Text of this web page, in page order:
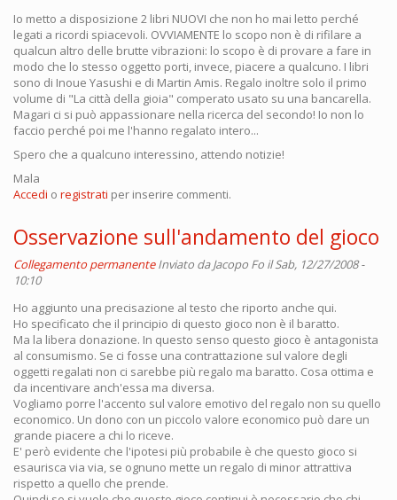
Io metto a disposizione 2 libri NUOVI che non ho mai letto perché
legati a ricordi spiacevoli. OVVIAMENTE lo scopo non è di rifilare a
qualcun altro delle brutte vibrazioni: lo scopo è di provare a fare in
modo che lo stesso oggetto porti, invece, piacere a qualcuno. I libri
sono di Inoue Yasushi e di Martin Amis. Regalo inoltre solo il primo
volume di "La città della gioia" comperato usato su una bancarella.
Magari ci si può appassionare nella ricerca del secondo! Io non lo
faccio perché poi me l'hanno regalato intero...
Spero che a qualcuno interessino, attendo notizie!
Mala
Accedi o registrati per inserire commenti.
Osservazione sull'andamento del gioco
Collegamento permanente Inviato daJacopo Fo il Sab, 12/27/2008 -
10:10
Ho aggiunto una precisazione al testo che riporto anche qui.
Ho specificato che il principio di questo gioco non è il baratto.
Ma la libera donazione. In questo senso questo gioco è antagonista
al consumismo. Se ci fosse una contrattazione sul valore degli
oggetti regalati non ci sarebbe più regalo ma baratto. Cosa ottima e
da incentivare anch'essa ma diversa.
Vogliamo porre l'accento sul valore emotivo del regalo non su quello
economico. Un dono con un piccolo valore economico può dare un
grande piacere a chi lo riceve.
E' però evidente che l'ipotesi più probabile è che questo gioco si
esaurisca via via, se ognuno mette un regalo di minor attrattiva
rispetto a quello che prende.